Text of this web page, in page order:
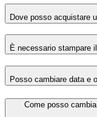
Dove posso acquistare
È necessario stampare
Posso cambiare data e
Come posso